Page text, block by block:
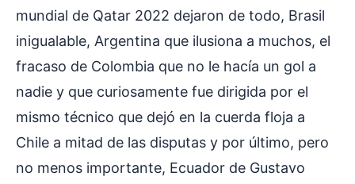
mundial de Qatar 2022 dejaron de todo, Brasil
inigualable, Argentina que ilusiona a muchos, el
fracaso de Colombia que no le hacía un gol a
nadie y que curiosamente fue dirigida por el
mismo técnico que dejó en la cuerda floja a
Chile a mitad de las disputas y por último, pero
no menos importante, Ecuador de Gustavo